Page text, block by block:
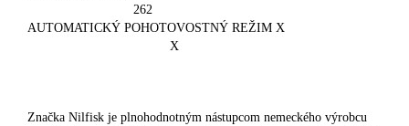
262
AUTOMATICKÝ POHOTOVOSTNÝ REŽIM X
X
Značka Nilfisk je plnohodnotným nástupcom nemeckého výrobcu